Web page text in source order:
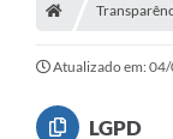
Atualizado em:
LGPD